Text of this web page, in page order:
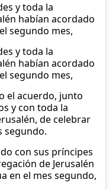
y toda la
habían acordado
segundo mes,
y toda la
habían acordado
segundo mes,
el acuerdo, junto
y con toda la
de celebrar
segundo.
con sus príncipes
de Jerusalén
en el mes segundo,